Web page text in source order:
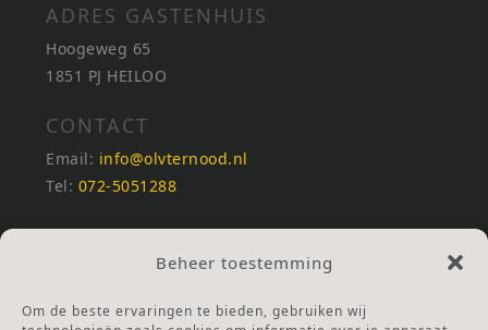
Beheer toestemming
Om de beste ervaringen te bieden, gebruiken wij
ADRES GASTENHUIS
Hoogeweg 65
1851 PJ HEILOO
CONTACT
Email: info@olvternood.nl
Tel: 072-5051288
REKENINGNUMMERS
NL25INGB0000672168
Ga naar Doneren